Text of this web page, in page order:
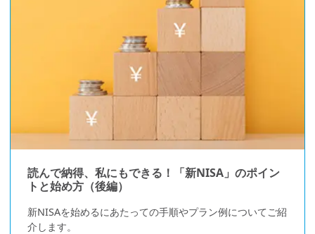
読んで納得、私にもできる！「新NISA」のポイン
トと始め方（後編）
新NISAを始めるにあたっての手順やプラン例についてご紹
介します。